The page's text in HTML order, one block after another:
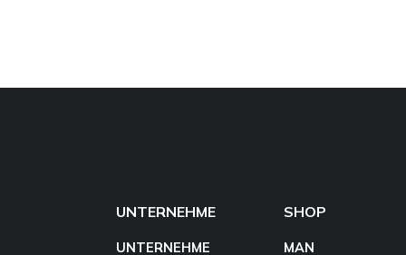
UNTERNEHME
UNTERNEHME
SHOP
MAN